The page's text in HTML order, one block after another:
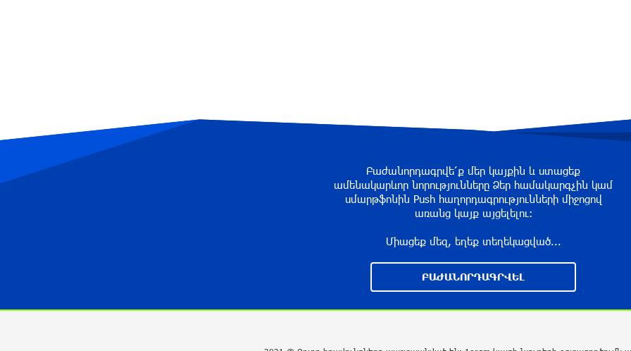
Բաժանորդագրվե՛ք մեր կայքին և ստացեք
ամենակարևոր նորությունները Ձեր համակարգչին կամ
սմարթֆոնին Push հաղորդագրությունների միջոցով
առանց կայք այցելելու։
Միացեք մեզ, եղեք տեղեկացված...
ԲԱԺԱՆՈՐԴԱԳՐՎԵԼ